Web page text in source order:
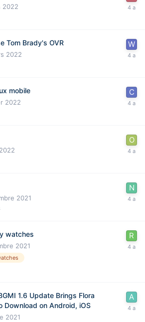
2022
Tom Brady's OVR
2022
mobile
2022
2021
watches
2021
1.6 Update Brings Flora
Download on Android, iOS
2021